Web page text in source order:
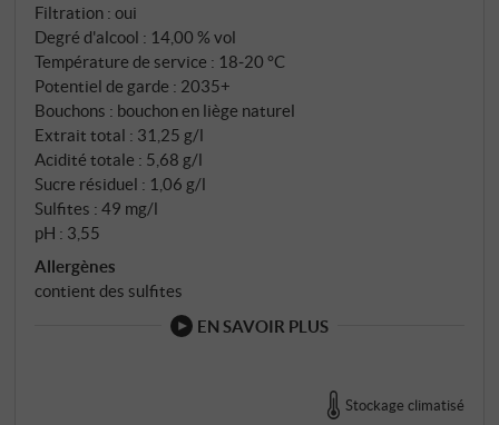
s'attendre à quelques bonnes surprises !
SUPERIORE.DE
Filtration : oui
Degré d'alcool : 14,00 % vol
Température de service : 18‑20 °C
Potentiel de garde : 2035+
Bouchons : bouchon en liège naturel
Extrait total : 31,25 g/l
Acidité totale : 5,68 g/l
Sucre résiduel : 1,06 g/l
Sulfites : 49 mg/l
pH : 3,55
Allergènes
contient des sulfites
EN SAVOIR PLUS
Stockage climatisé